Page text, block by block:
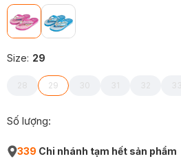
Size: 29
28 29 30 31 32 33
Số lượng:
339 Chi nhánh tạm hết sản phẩm